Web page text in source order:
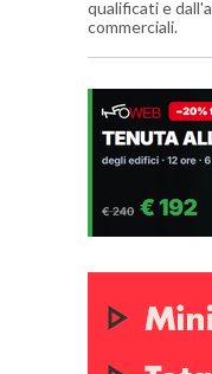
qualificati e
commerciali.